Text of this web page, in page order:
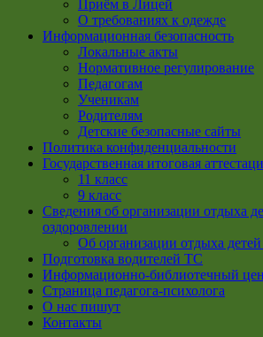
Приём в Лицей
О требованиях к одежде
Информационная безопасность
Локальные акты
Нормативное регулирование
Педагогам
Ученикам
Родителям
Детские безопасные сайты
Политика конфиденциальности
Государственная итоговая
11 класс
9 класс
Сведения об организации отдыха
оздоровлении
Об организации отдыха
Подготовка водителей ТС
Информационно-библиотечный
Страница педагога-психолога
О нас пишут
Контакты